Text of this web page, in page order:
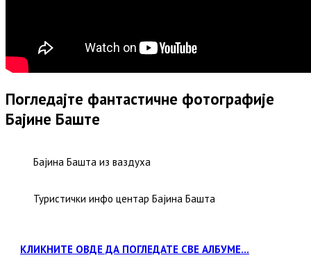
Погледајте фантастичне фотографије
Бајине Баште
Бајина Башта из ваздуха
Туристички инфо центар Бајина Башта
КЛИКНИТЕ ОВДЕ ДА ПОГЛЕДАТЕ СВЕ АЛБУМЕ...